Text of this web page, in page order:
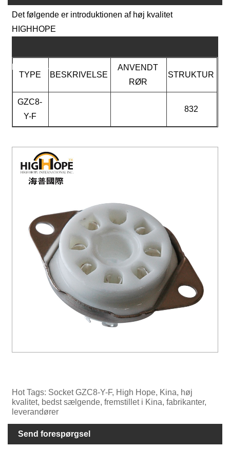
Det følgende er introduktionen af ​​høj kvalitet
HIGHHOPE
Produktparametre
TYPE
BESKRIVELSE
ANVENDT
RØR
STRUKTUR
GZC8-
Y-F
832
Hot Tags: Socket GZC8-Y-F, High Hope, Kina, høj
kvalitet, bedst sælgende, fremstillet i Kina, fabrikanter,
leverandører
Send forespørgsel